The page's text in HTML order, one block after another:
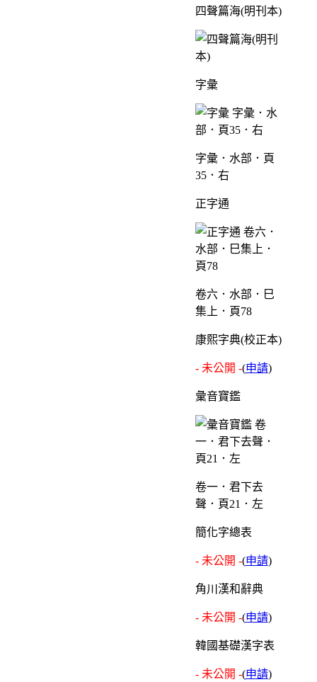
四聲篇海(明刊本)
字彙
字彙．水部．頁
35．右
正字通
卷六．水部．巳
集上．頁78
康熙字典(校正本)
- 未公開 -(申請)
彙音寶鑑
卷一．君下去
聲．頁21．左
簡化字總表
- 未公開 -(申請)
角川漢和辭典
- 未公開 -(申請)
韓國基礎漢字表
- 未公開 -(申請)